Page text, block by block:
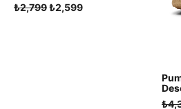
₺2,799Orijinal
₺2,599Şu
₺